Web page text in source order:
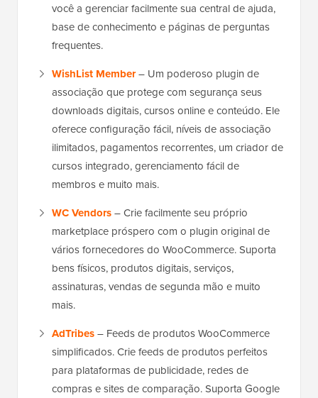
você a gerenciar facilmente sua central de ajuda,
base de conhecimento e páginas de perguntas
frequentes.
WishList Member– Um poderoso plugin de
associação que protege com segurança seus
downloads digitais, cursos online e conteúdo. Ele
oferece configuração fácil, níveis de associação
ilimitados, pagamentos recorrentes, um criador de
cursos integrado, gerenciamento fácil de
membros e muito mais.
WC Vendors– Crie facilmente seu próprio
marketplace próspero com o plugin original de
vários fornecedores do WooCommerce. Suporta
bens físicos, produtos digitais, serviços,
assinaturas, vendas de segunda mão e muito
mais.
AdTribes– Feeds de produtos WooCommerce
simplificados. Crie feeds de produtos perfeitos
para plataformas de publicidade, redes de
compras e sites de comparação. Suporta Google